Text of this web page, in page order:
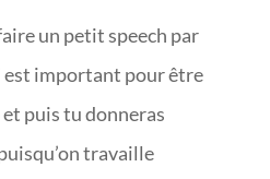
un petit speech par
est important pour être
puis tu donneras
travaille